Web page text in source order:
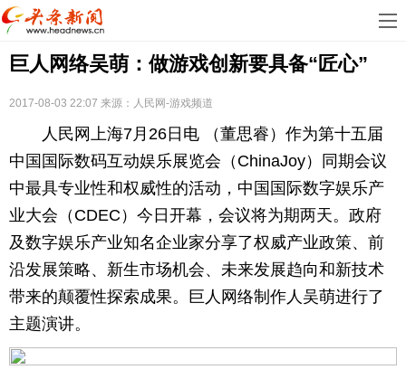
首
乐
科
地
产
汽
育
健
活
时
巨人网络吴萌：做游戏创新要具备“匠心”
2017-08-03 22:07 来源：人民网-游戏频道
人民网上海7月26日电 （董思睿）作为第十五届
中国国际数码互动娱乐展览会（ChinaJoy）同期会议
中最具专业性和权威性的活动，中国国际数字娱乐产
业大会（CDEC）今日开幕，会议将为期两天。政府
及数字娱乐产业知名企业家分享了权威产业政策、前
沿发展策略、新生市场机会、未来发展趋向和新技术
带来的颠覆性探索成果。巨人网络制作人吴萌进行了
主题演讲。